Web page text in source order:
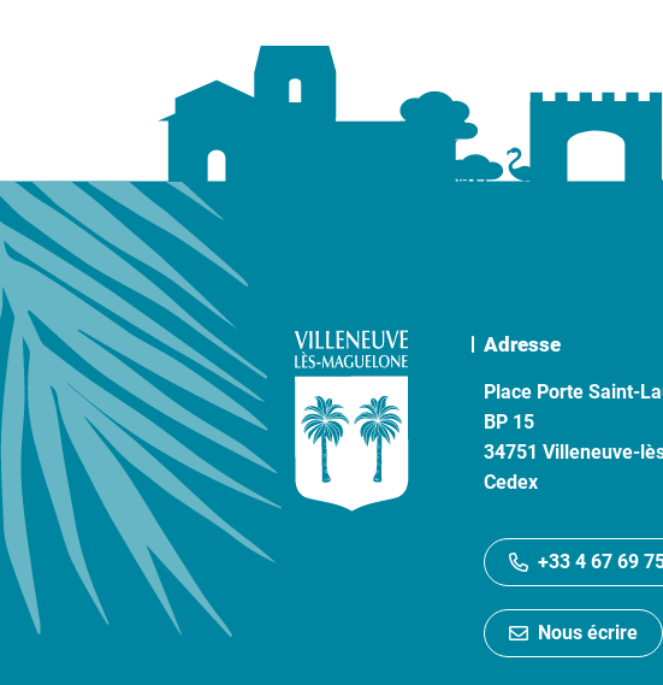
Adresse
Place Porte Saint-
BP 15
34751 Villeneuve-
Cedex
+33 4 67 69
Nous écrire